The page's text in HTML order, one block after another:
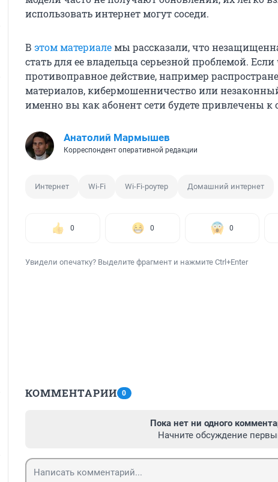
использовать интернет могут соседи.
В этом материалемы рассказали, что
стать для ее владельца серьезной проблемой.
противоправное действие, например
материалов, кибермошенничество или
именно вы как абонент сети будете привлечены к
Анатолий Мармышев
Корреспондент оперативной редакции
Интернет Wi-Fi Wi-Fi-роутер Домашний интернет
0 0 0
Увидели опечатку? Выделите фрагмент и нажмите Ctrl+Enter
КОММЕНТАРИИ 0
Пока нет ни одного
Начните обсуждение